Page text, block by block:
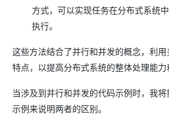
方式，可以实现任务在分布式系统
执行。
这些方法结合了并行和并发的概念，利
特点，以提高分布式系统的整体处理能力
当涉及到并行和并发的代码示例时，我
示例来说明两者的区别。